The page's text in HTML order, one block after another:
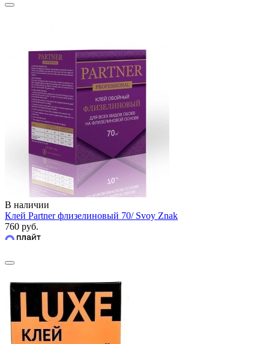
В наличии
Клей Partner флизелиновый 70/ Svoy Znak
760 руб.